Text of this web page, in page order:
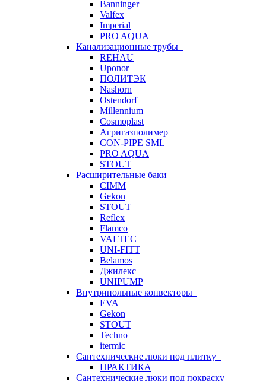
Banninger
Valfex
Imperial
PRO AQUA
Канализационные трубы
REHAU
Uponor
ПОЛИТЭК
Nashorn
Ostendorf
Millennium
Cosmoplast
Агригазполимер
CON-PIPE SML
PRO AQUA
STOUT
Расширительные баки
CIMM
Gekon
STOUT
Reflex
Flamco
VALTEC
UNI-FITT
Belamos
Джилекс
UNIPUMP
Внутрипольные конвекторы
EVA
Gekon
STOUT
Techno
itermic
Сантехнические люки под плитку
ПРАКТИКА
Сантехнические люки под покраску